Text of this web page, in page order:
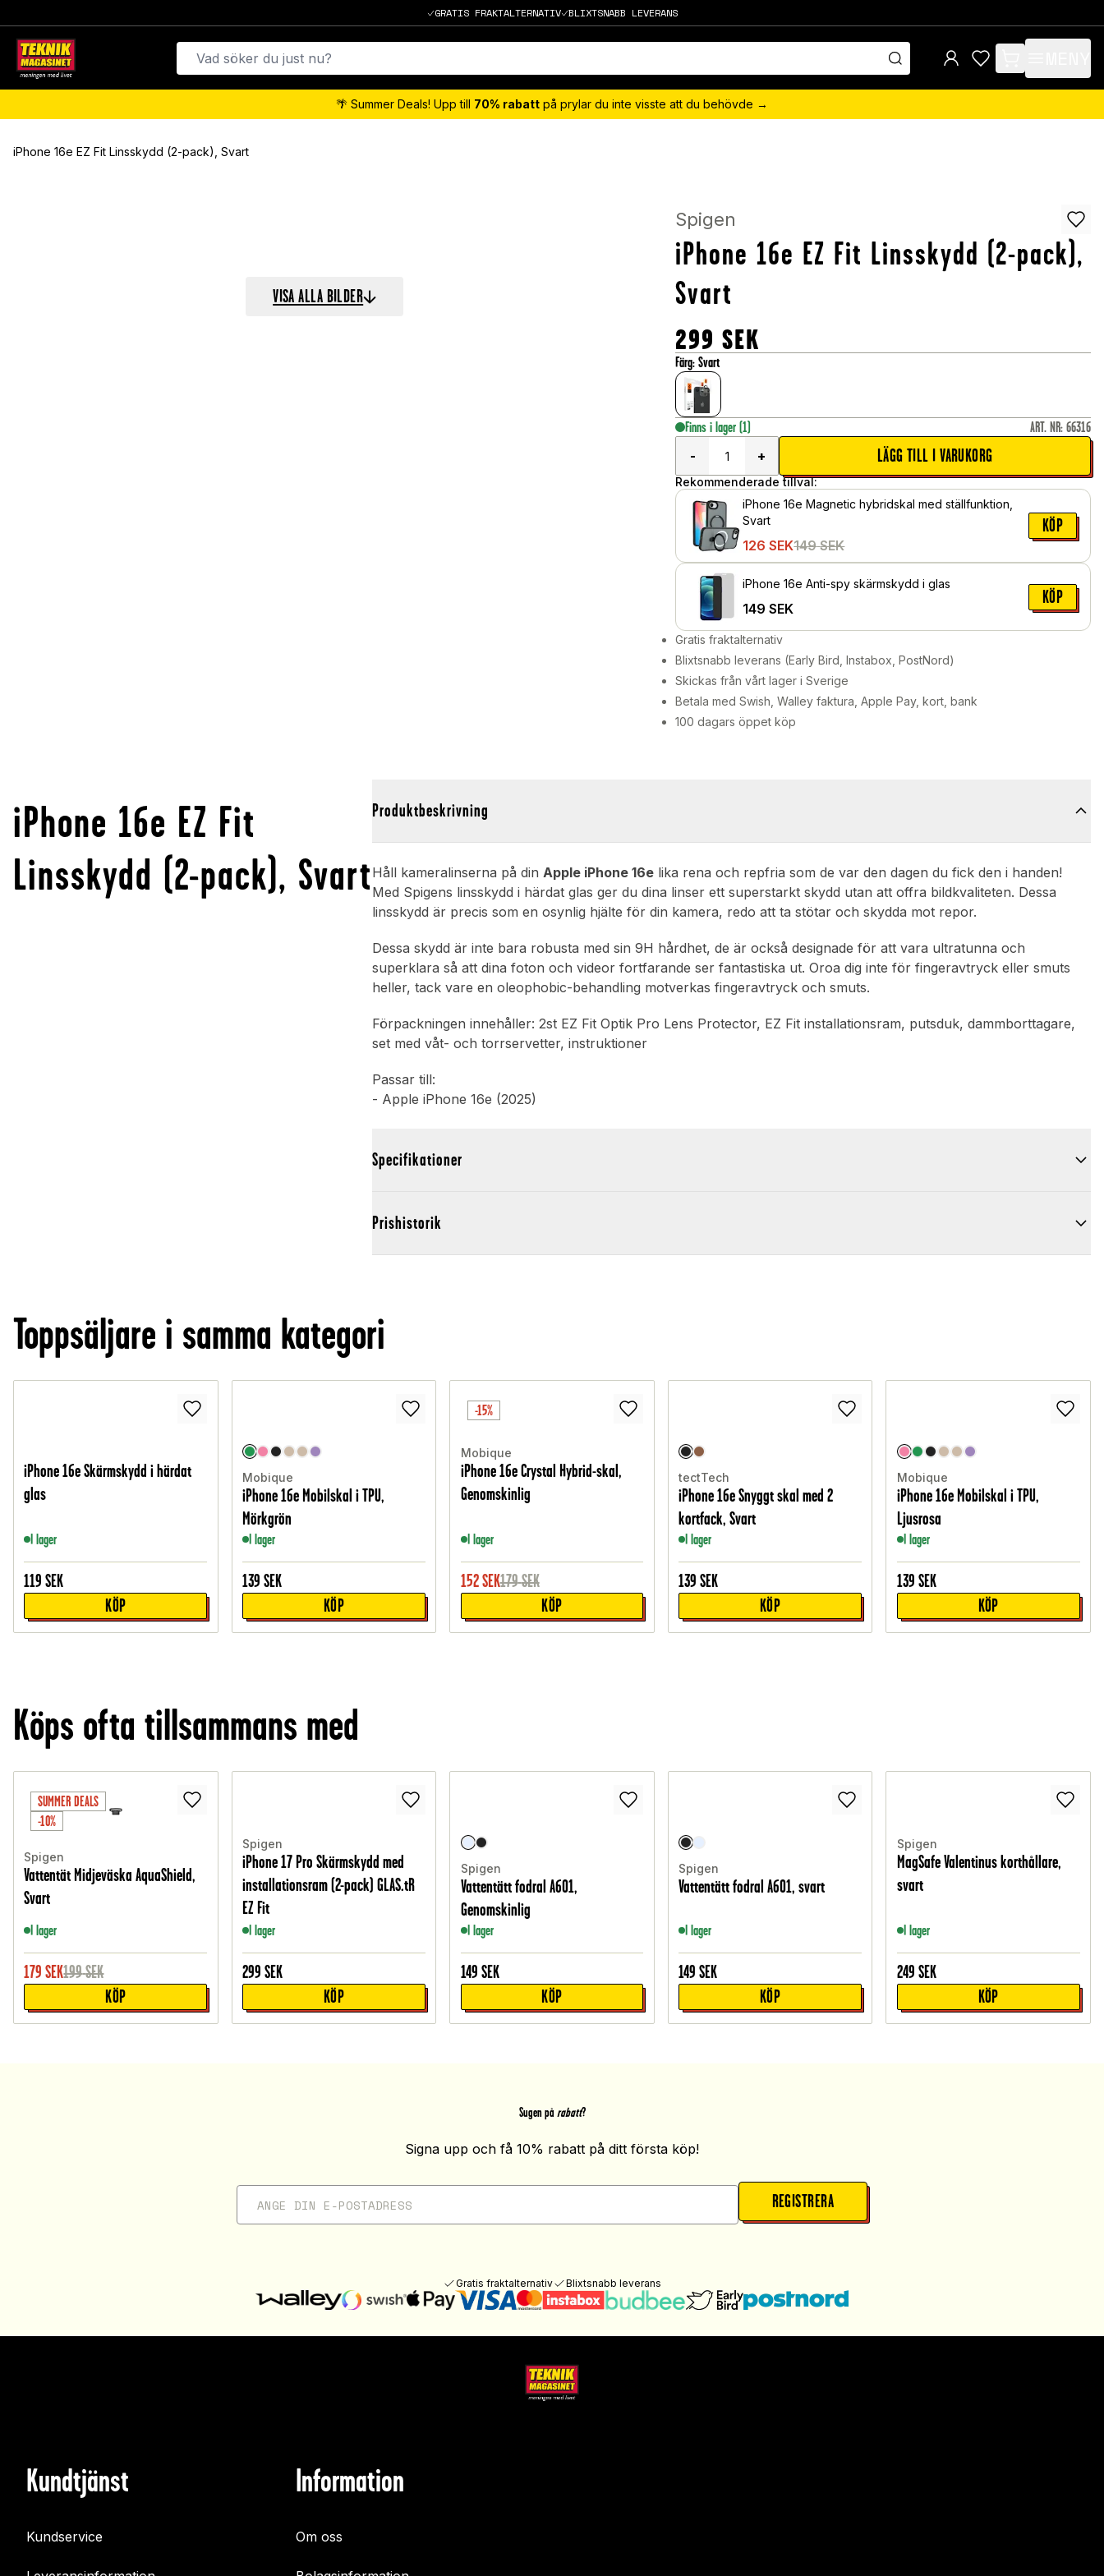
GRATIS FRAKTALTERNATIV BLIXTSNABB LEVERANS
items in cart, view
🌴 Summer Deals! Upp till 70% rabatt på prylar du inte visste att du behövde →
iPhone 16e EZ Fit Linsskydd (2-pack), Svart
VISA ALLA BILDER
Spigen
iPhone 16e EZ Fit Linsskydd (2-pack),
Svart
299 SEK
Färg:Svart
Finns i lager (1) ART. NR: 66316
-
+ LÄGG TILL I VARUKORG
Rekommenderade tillval:
iPhone 16e Magnetic hybridskal med ställfunktion,
Svart
126 SEK149 SEK
KÖP
iPhone 16e Anti-spy skärmskydd i glas
149 SEK
KÖP
Gratis fraktalternativ
Blixtsnabb leverans (Early Bird, Instabox, PostNord)
Skickas från vårt lager i Sverige
Betala med Swish, Walley faktura, Apple Pay, kort, bank
100 dagars öppet köp
iPhone 16e EZ Fit
Linsskydd (2-pack), Svart
Produktbeskrivning
Håll kameralinserna på dinApple iPhone 16e lika rena och repfria som de var den dagen du fick den i handen!
Med Spigens linsskydd i härdat glas ger du dina linser ett superstarkt skydd utan att offra bildkvaliteten. Dessa
linsskydd är precis som en osynlig hjälte för din kamera, redo att ta stötar och skydda mot repor.
Dessa skydd är inte bara robusta med sin 9H hårdhet, de är också designade för att vara ultratunna och
superklara så att dina foton och videor fortfarande ser fantastiska ut. Oroa dig inte för fingeravtryck eller smuts
heller, tack vare en oleophobic-behandling motverkas fingeravtryck och smuts.
Förpackningen innehåller: 2st EZ Fit Optik Pro Lens Protector, EZ Fit installationsram, putsduk, dammborttagare,
set med våt- och torrservetter, instruktioner
Passar till:
- Apple iPhone 16e (2025)
Specifikationer
Prishistorik
Toppsäljare i samma kategori
iPhone 16e Skärmskydd i härdat
glas
I lager
119 SEK
KÖP
Mobique
iPhone 16e Mobilskal i TPU,
Mörkgrön
I lager
139 SEK
KÖP
-15%
Mobique
iPhone 16e Crystal Hybrid-skal,
Genomskinlig
I lager
152SEK179SEK
KÖP
tectTech
iPhone 16e Snyggt skal med 2
kortfack, Svart
I lager
139 SEK
KÖP
Mobique
iPhone 16e Mobilskal i TPU,
Ljusrosa
I lager
139 SEK
KÖP
Köps ofta tillsammans med
SUMMER DEALS
-10%
Spigen
Vattentät Midjeväska AquaShield,
Svart
I lager
179 SEK199SEK
KÖP
Spigen
iPhone 17 Pro Skärmskydd med
installationsram (2-pack) GLAS.tR
EZ Fit
I lager
299 SEK
KÖP
Spigen
Vattentätt fodral A601,
Genomskinlig
I lager
149 SEK
KÖP
Spigen
Vattentätt fodral A601, svart
I lager
149 SEK
KÖP
Spigen
MagSafe Valentinus korthållare,
svart
I lager
249 SEK
KÖP
Sugen på rabatt?
Signa upp och få 10% rabatt på ditt första köp!
REGISTRERA
Gratis fraktalternativ Blixtsnabb leverans
Kundtjänst
Kundservice
Information
Om oss